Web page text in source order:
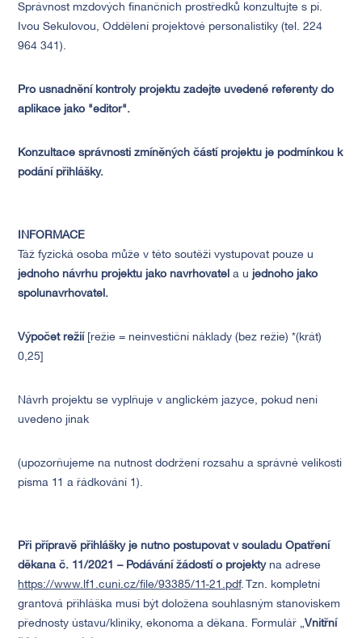
Správnost mzdových finančních prostředků konzultujte s pí.
Ivou Sekulovou, Oddělení projektové personalistiky (tel. 224
964 341).
Pro usnadnění kontroly projektu zadejte uvedené referenty do
aplikace jako "editor".
Konzultace správnosti zmíněných částí projektu je podmínkou k
podání přihlášky.
INFORMACE
Táž fyzická osoba může v této soutěži vystupovat pouze u
jednoho návrhu projektu jako navrhovatel a u jednoho jako
spolunavrhovatel.
Výpočet režií [režie = neinvestiční náklady (bez režie) *(krát)
0,25]
Návrh projektu se vyplňuje v anglickém jazyce, pokud není
uvedeno jinak
(upozorňujeme na nutnost dodržení rozsahu a správné velikosti
písma 11 a řádkování 1).
Při přípravě přihlášky je nutno postupovat v souladu Opatření
děkana č. 11/2021 – Podávání žádostí o projekty na adrese
https://www.lf1.cuni.cz/file/93385/11-21.pdf. Tzn. kompletní
grantová přihláška musí být doložena souhlasným stanoviskem
přednosty ústavu/kliniky, ekonoma a děkana. Formulář „Vnitřní